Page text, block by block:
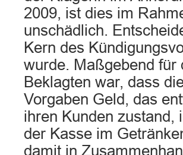
2009, ist dies im
unschädlich.
Kern des
wurde. Maßgebend für
Beklagten war, dass
Vorgaben Geld, das
ihren Kunden zustand,
der Kasse im
damit in